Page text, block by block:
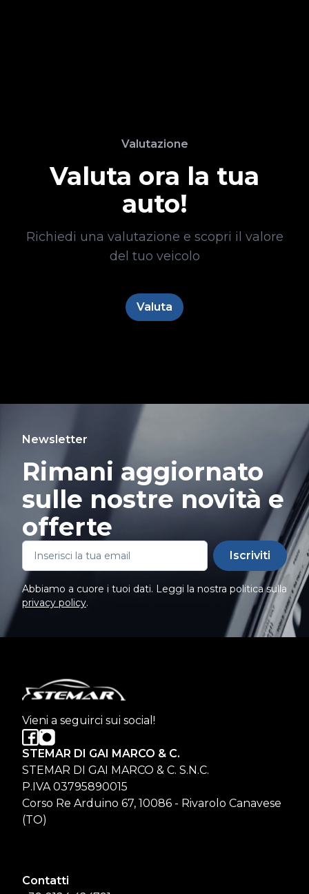
Valutazione
Valuta ora la tua
auto!
Richiedi una valutazione e scopri il valore
del tuo veicolo
Valuta
Newsletter
Rimani aggiornato
sulle nostre novità e
offerte
Iscriviti
Abbiamo a cuore i tuoi dati. Leggi la nostra politica sulla
privacy policy.
Vieni a seguirci sui social!
STEMAR DI GAI MARCO & C.
STEMAR DI GAI MARCO & C. S.N.C.
P.IVA 03795890015
Corso Re Arduino 67, 10086 - Rivarolo Canavese
(TO)
Contatti